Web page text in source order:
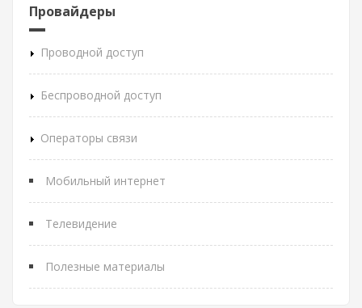
Провайдеры
Проводной доступ
Беспроводной доступ
Операторы связи
Мобильный интернет
Телевидение
Полезные материалы